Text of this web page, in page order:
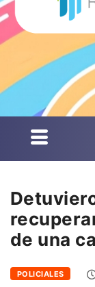
de una
POLICIALES